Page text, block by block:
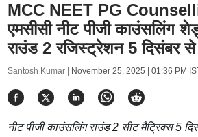
MCC NEET PG
एमसीसी नीट पीजी काउंसलिंग
राउंड 2 रजिस्ट्रेशन 5 दिसंबर से
Santosh Kumar | November 25, 2025 | 01:36 PM
नीट पीजी काउंसलिंग राउंड 2 सीट मैट्रिक्स 5